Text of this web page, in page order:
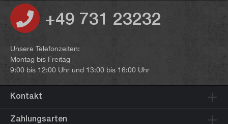
+49 731 23232
Unsere Telefonzeiten:
Montag bis Freitag
9:00 bis 12:00 Uhr und 13:00 bis 16:00 Uhr
Kontakt
Zahlungsarten